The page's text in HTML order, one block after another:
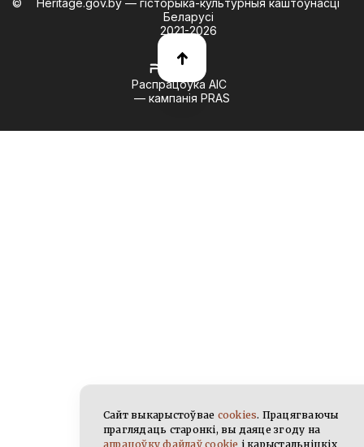
Heritage.gov.by — гісторыка-культурныя каштоўнасці
Беларусі
2021-2026
Распрацоўка АІС
— кампанія PRAS
Сайт выкарыстоўвае cookies. Працягваючы
праглядаць старонкі, вы даяце згоду на
апрацоўку файлаў cookie і карыстальніцкіх